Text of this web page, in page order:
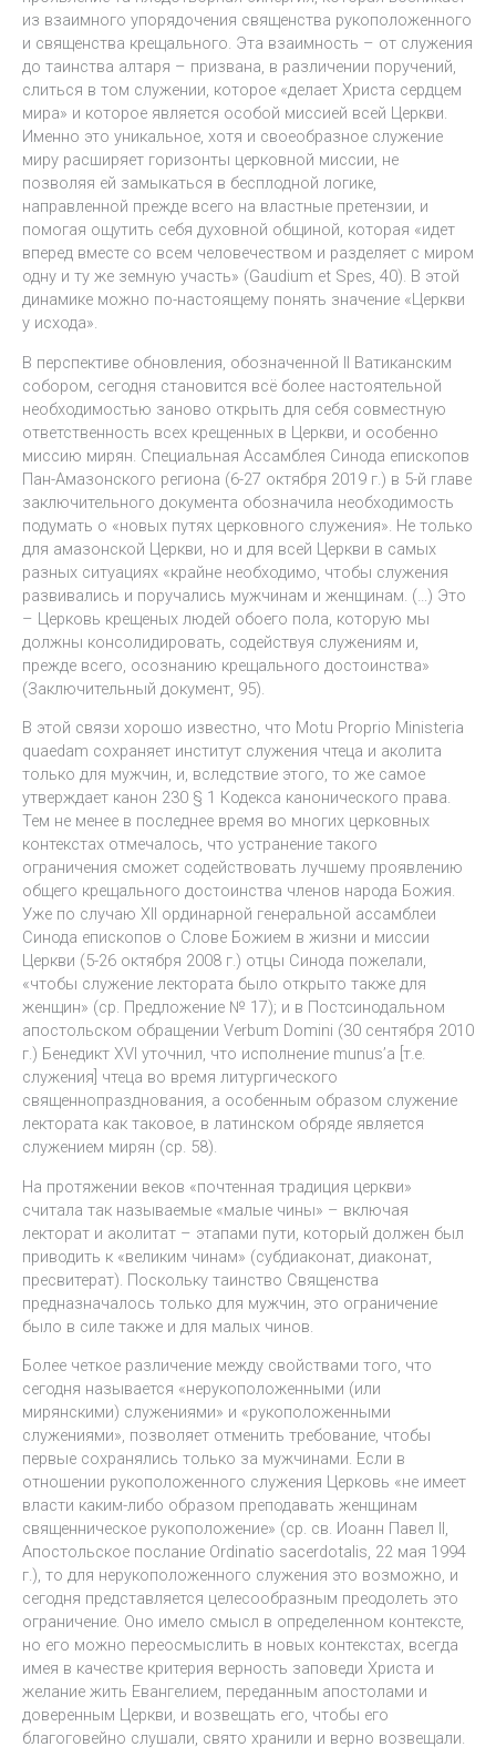
из взаимного упорядочения священства рукоположенного
и священства крещального. Эта взаимность – от служения
до таинства алтаря – призвана, в различении поручений,
слиться в том служении, которое «делает Христа сердцем
мира» и которое является особой миссией всей Церкви.
Именно это уникальное, хотя и своеобразное служение
миру расширяет горизонты церковной миссии, не
позволяя ей замыкаться в бесплодной логике,
направленной прежде всего на властные претензии, и
помогая ощутить себя духовной общиной, которая «идет
вперед вместе со всем человечеством и разделяет с миром
одну и ту же земную участь» (Gaudium et Spes, 40). В этой
динамике можно по-настоящему понять значение «Церкви
у исхода».
В перспективе обновления, обозначенной II Ватиканским
собором, сегодня становится всё более настоятельной
необходимостью заново открыть для себя совместную
ответственность всех крещенных в Церкви, и особенно
миссию мирян. Специальная Ассамблея Синода епископов
Пан-Амазонского региона (6-27 октября 2019 г.) в 5-й главе
заключительного документа обозначила необходимость
подумать о «новых путях церковного служения». Не только
для амазонской Церкви, но и для всей Церкви в самых
разных ситуациях «крайне необходимо, чтобы служения
развивались и поручались мужчинам и женщинам. (…) Это
– Церковь крещеных людей обоего пола, которую мы
должны консолидировать, содействуя служениям и,
прежде всего, осознанию крещального достоинства»
(Заключительный документ, 95).
В этой связи хорошо известно, что Motu Proprio Ministeria
quaedam сохраняет институт служения чтеца и аколита
только для мужчин, и, вследствие этого, то же самое
утверждает канон 230 § 1 Кодекса канонического права.
Тем не менее в последнее время во многих церковных
контекстах отмечалось, что устранение такого
ограничения сможет содействовать лучшему проявлению
общего крещального достоинства членов народа Божия.
Уже по случаю XII ординарной генеральной ассамблеи
Синода епископов о Слове Божием в жизни и миссии
Церкви (5-26 октября 2008 г.) отцы Синода пожелали,
«чтобы служение лектората было открыто также для
женщин» (ср. Предложение № 17); и в Постсинодальном
апостольском обращении Verbum Domini (30 сентября 2010
г.) Бенедикт XVI уточнил, что исполнение munus’а [т.е.
служения] чтеца во время литургического
священнопразднования, а особенным образом служение
лектората как таковое, в латинском обряде является
служением мирян (ср. 58).
На протяжении веков «почтенная традиция церкви»
считала так называемые «малые чины» – включая
лекторат и аколитат – этапами пути, который должен был
приводить к «великим чинам» (субдиаконат, диаконат,
пресвитерат). Поскольку таинство Священства
предназначалось только для мужчин, это ограничение
было в силе также и для малых чинов.
Более четкое различение между свойствами того, что
сегодня называется «нерукоположенными (или
мирянскими) служениями» и «рукоположенными
служениями», позволяет отменить требование, чтобы
первые сохранялись только за мужчинами. Если в
отношении рукоположенного служения Церковь «не имеет
власти каким-либо образом преподавать женщинам
священническое рукоположение» (ср. св. Иоанн Павел II,
Апостольское послание Ordinatio sacerdotalis, 22 мая 1994
г.), то для нерукоположенного служения это возможно, и
сегодня представляется целесообразным преодолеть это
ограничение. Оно имело смысл в определенном контексте,
но его можно переосмыслить в новых контекстах, всегда
имея в качестве критерия верность заповеди Христа и
желание жить Евангелием, переданным апостолами и
доверенным Церкви, и возвещать его, чтобы его
благоговейно слушали, свято хранили и верно возвещали.